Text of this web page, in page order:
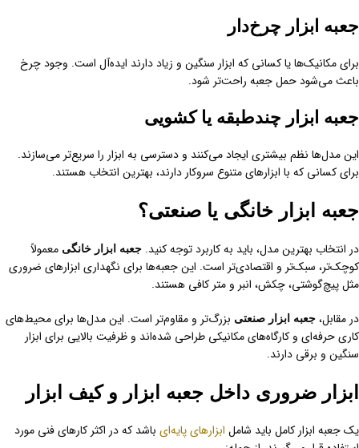
جعبه ابزار چرخ‌دار
برای مکانیک‌ها یا کسانی که ابزار سنگین و زیاد دارند ایده‌آل است. وجود چرخ
باعث می‌شود حمل جعبه راحت‌تر شود.
جعبه ابزار چندطبقه یا کشویی
این مدل‌ها نظم بیشتری ایجاد می‌کنند و دسترسی به ابزار را سریع‌تر می‌سازند.
برای کسانی که با ابزارهای متنوع سروکار دارند، بهترین انتخاب هستند.
جعبه ابزار خانگی یا صنعتی؟
در انتخاب بهترین مدل، باید به کاربرد توجه کنید. جعبه ابزار خانگی معمولاً
کوچک‌تر، سبک‌تر و اقتصادی‌تر است. این جعبه‌ها برای نگهداری ابزارهای ضروری
مثل پیچ‌گوشتی، چکش، انبر و متر کافی هستند.
در مقابل، جعبه ابزار صنعتی بزرگ‌تر و مقاوم‌تر است. این مدل‌ها برای محیط‌های
کاری حرفه‌ای و کارگاه‌های مکانیکی طراحی شده‌اند و ظرفیت بالایی برای ابزار
سنگین و برقی دارند.
ابزار ضروری داخل جعبه ابزار و کیف ابزار
یک جعبه ابزار کامل باید شامل ابزارهای پایه‌ای باشد که در اکثر کارهای فنی مورد